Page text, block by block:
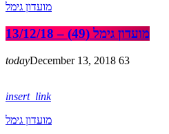
מועדון גימל
מועדון גימל (49) – 13/12/18
todayDecember 13, 2018 63
insert_link
מועדון גימל